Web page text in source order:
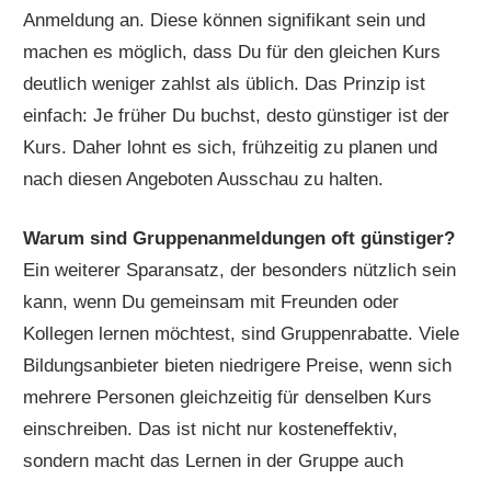
Anmeldung an. Diese können signifikant sein und
machen es möglich, dass Du für den gleichen Kurs
deutlich weniger zahlst als üblich. Das Prinzip ist
einfach: Je früher Du buchst, desto günstiger ist der
Kurs. Daher lohnt es sich, frühzeitig zu planen und
nach diesen Angeboten Ausschau zu halten.
Warum sind Gruppenanmeldungen oft günstiger?
Ein weiterer Sparansatz, der besonders nützlich sein
kann, wenn Du gemeinsam mit Freunden oder
Kollegen lernen möchtest, sind Gruppenrabatte. Viele
Bildungsanbieter bieten niedrigere Preise, wenn sich
mehrere Personen gleichzeitig für denselben Kurs
einschreiben. Das ist nicht nur kosteneffektiv,
sondern macht das Lernen in der Gruppe auch